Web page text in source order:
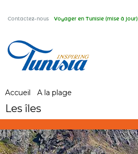
Aller
principal
Contactez-nous Voyager en Tunisie (mise à jour)
Vous
êtes
ici
Accueil A la plage
Les îles